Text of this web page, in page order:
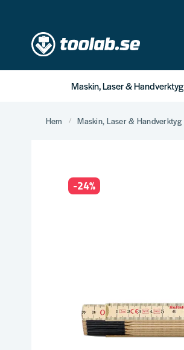
Maskin, Laser & Handverktyg
Hem Maskin, Laser & Handverktyg
-24%